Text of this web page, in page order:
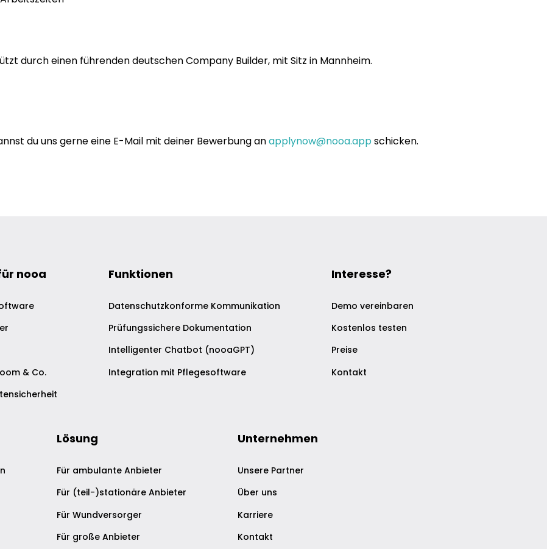
durch einen führenden deutschen Company Builder, mit Sitz in Mannheim.
du uns gerne eine E-Mail mit deiner Bewerbung anapplynow@nooa.appschicken.
nooa
& Co.
Funktionen
Datenschutzkonforme Kommunikation
Prüfungssichere Dokumentation
Intelligenter Chatbot (nooaGPT)
Integration mit Pflegesoftware
Interesse?
Demo vereinbaren
Kostenlos testen
Preise
Kontakt
Lösung
Für ambulante Anbieter
Für (teil-)stationäre Anbieter
Für Wundversorger
Für große Anbieter
Unternehmen
Unsere Partner
Über uns
Karriere
Kontakt